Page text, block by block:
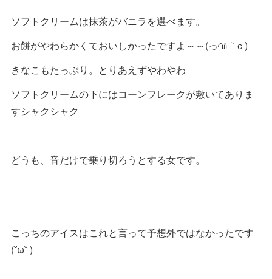
ソフトクリームは抹茶がバニラを選べます。
お餅がやわらかくておいしかったですよ～～(っ◜௰◝ｃ)
きなこもたっぷり。とりあえずやわやわ
ソフトクリームの下にはコーンフレークが敷いてありま
すシャクシャク
どうも、音だけで乗り切ろうとする女です。
こっちのアイスはこれと言って予想外ではなかったです
(˘ω˘ )